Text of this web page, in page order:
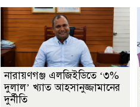
নারায়ণগঞ্জ এলজিইডিতে ‘৩%
দুলাল’ খ্যাত আহসানুজ্জামানের
দুর্নীতি